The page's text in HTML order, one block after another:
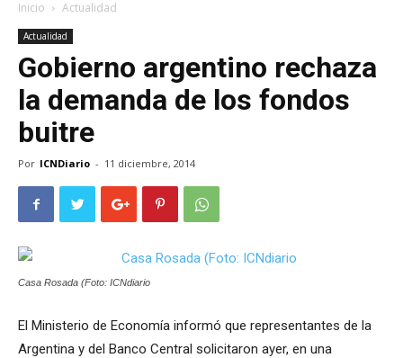
Inicio Actualidad
Actualidad
Gobierno argentino rechaza
la demanda de los fondos
buitre
Por ICNDiario - 11 diciembre, 2014
Casa Rosada (Foto: ICNdiario
El Ministerio de Economía informó que representantes de la
Argentina y del Banco Central solicitaron ayer, en una